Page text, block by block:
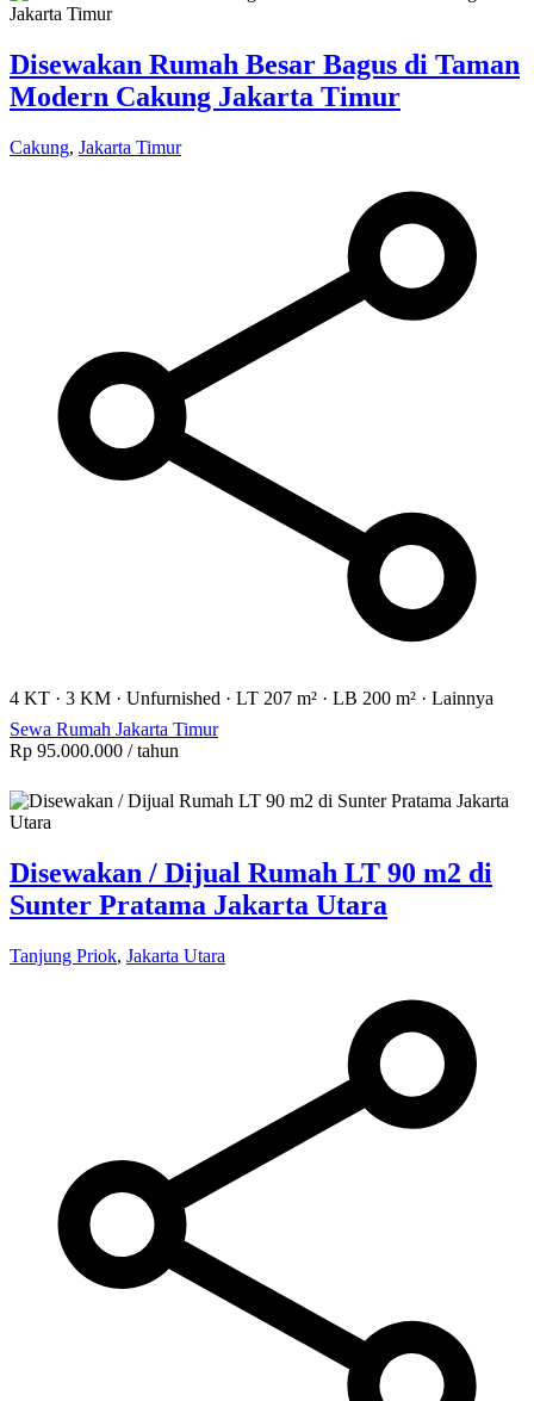
Disewakan Rumah Besar Bagus di Taman
Modern Cakung Jakarta Timur
Cakung, Jakarta Timur
4 KT · 3 KM · Unfurnished · LT 207 m² · LB 200 m² · Lainnya
Sewa Rumah Jakarta Timur
Rp 95.000.000 / tahun
Disewakan / Dijual Rumah LT 90 m2 di
Sunter Pratama Jakarta Utara
Tanjung Priok, Jakarta Utara